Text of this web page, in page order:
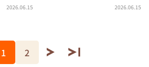
2026.06.15 2026.06.15
1 2